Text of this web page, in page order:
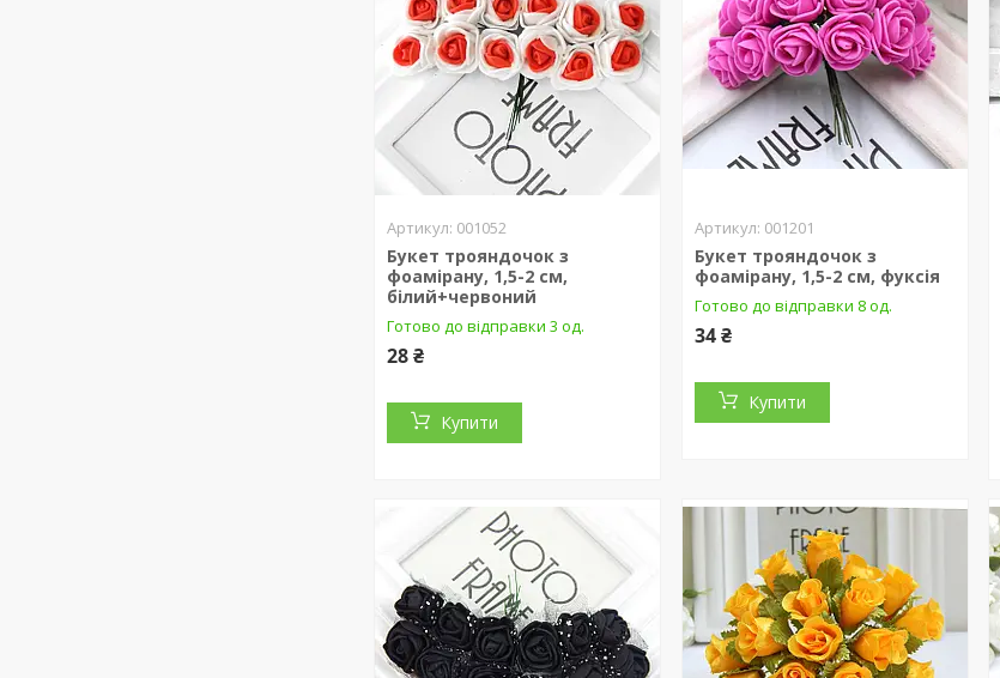
001052
Букет трояндочок з
фоамірану, 1,5-2 см,
білий+червоний
Готово до відправки 3 од.
28 ₴
Купити
001201
Букет трояндочок з
фоамірану, 1,5-2 см, фуксія
Готово до відправки 8 од.
34 ₴
Купити